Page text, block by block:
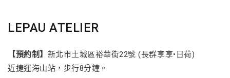
LEPAU ATELIER
【預約制】 新北市土城區裕華街22號 (長群享享•日荷)
近捷運海山站，步行8分鐘。